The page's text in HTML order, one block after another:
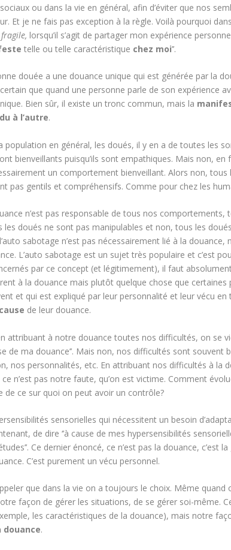
ou dans la vie en général, afin d’éviter que nos
Et je ne fais pas exception à la règle. Voilà pourquoi
lorsqu’il s’agit de partager mon expérience
telle ou telle caractéristique chez moi’’.
douée a une douance unique qui est générée par la
que quand une personne parle de son expérience
Bien sûr, il existe un tronc commun, mais la
à l’autre.
population en général, les doués, il y en a de toutes les
bienveillants puisqu’ils sont empathiques. Mais non, en
un comportement bienveillant. Alors non,
pas gentils et compréhensifs. Comme pour chez les
n’est pas responsable de tous nos
les doués ne sont pas manipulables et non, tous les
sabotage n’est pas nécessairement lié à la
L’auto sabotage est un sujet très populaire et c’est
par ce concept (et légitimement), il faut
à la douance mais plutôt quelque chose que
et qui est expliqué par leur personnalité et leur vécu en
de leur douance.
attribuant à notre douance toutes nos difficultés, on se
de ma douance’’. Mais non, nos difficultés sont
nos personnalités, etc. En attribuant nos difficultés à la
n’est pas notre faute, qu’on est victime. Comment
de ce sur quoi on peut avoir un contrôle?
sensorielles qui nécessitent un besoin
de dire ‘’à cause de mes hypersensibilités
Ce dernier énoncé, ce n’est pas la douance,
C’est purement un vécu personnel.
que dans la vie on a toujours le choix. Même quand
façon de gérer les situations, de se gérer soi-même.
les caractéristiques de la douance), mais notre
douance.